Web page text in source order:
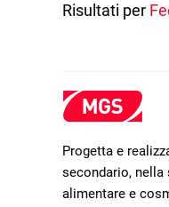
Risultati per
Progetta e
secondario,
alimentare e